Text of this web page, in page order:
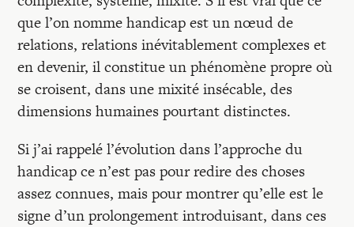
que l’on nomme handicap est un nœud de
relations, relations inévitablement complexes et
en devenir, il constitue un phénomène propre où
se croisent, dans une mixité insécable, des
dimensions humaines pourtant distinctes.
Si j’ai rappelé l’évolution dans l’approche du
handicap ce n’est pas pour redire des choses
assez connues, mais pour montrer qu’elle est le
signe d’un prolongement introduisant, dans ces